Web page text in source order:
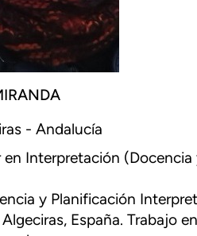
- Andalucía
Interpretación (Docencia
y Planificación
España. Trabajo